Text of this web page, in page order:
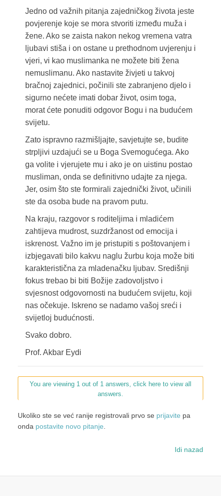
Jedno od važnih pitanja zajedničkog života jeste
povjerenje koje se mora stvoriti između muža i
žene. Ako se zaista nakon nekog vremena vatra
ljubavi stiša i on ostane u prethodnom uvjerenju i
vjeri, vi kao muslimanka ne možete biti žena
nemuslimanu. Ako nastavite živjeti u takvoj
bračnoj zajednici, počinili ste zabranjeno djelo i
sigurno nećete imati dobar život, osim toga,
morat ćete ponuditi odgovor Bogu i na budućem
svijetu.
Zato ispravno razmišljajte, savjetujte se, budite
strpljivi uzdajući se u Boga Svemogućega. Ako
ga volite i vjerujete mu i ako je on uistinu postao
musliman, onda se definitivno udajte za njega.
Jer, osim što ste formirali zajednički život, učinili
ste da osoba bude na pravom putu.
Na kraju, razgovor s roditeljima i mladićem
zahtijeva mudrost, suzdržanost od emocija i
iskrenost. Važno im je pristupiti s poštovanjem i
izbjegavati bilo kakvu naglu žurbu koja može biti
karakteristična za mladenačku ljubav. Središnji
fokus trebao bi biti Božije zadovoljstvo i
svjesnost odgovornosti na budućem svijetu, koji
nas očekuje. Iskreno se nadamo vašoj sreći i
svijetloj budućnosti.
Svako dobro.
Prof. Akbar Eydi
You are viewing 1 out of 1 answers, click here to view all
answers.
Ukoliko ste se već ranije registrovali prvo se prijavite pa
onda postavite novo pitanje.
Idi nazad